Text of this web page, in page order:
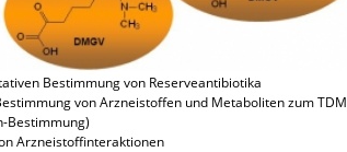
Bestimmung von Reserveantibiotika
von Arzneistoffen und Metaboliten zum TDM
Bestimmung)
Arzneistoffinteraktionen